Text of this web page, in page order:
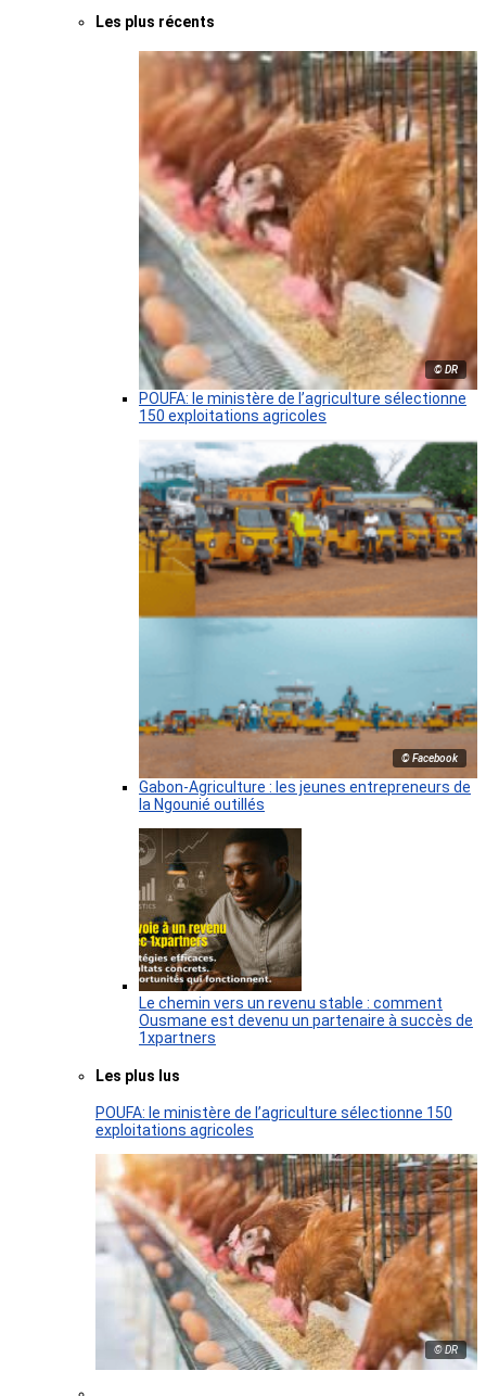
Les plus récents
© DR
POUFA: le ministère de l’agriculture sélectionne
150 exploitations agricoles
© Facebook
Gabon-Agriculture : les jeunes entrepreneurs de
la Ngounié outillés
Le chemin vers un revenu stable : comment
Ousmane est devenu un partenaire à succès de
1xpartners
Les plus lus
POUFA: le ministère de l’agriculture sélectionne 150
exploitations agricoles
© DR